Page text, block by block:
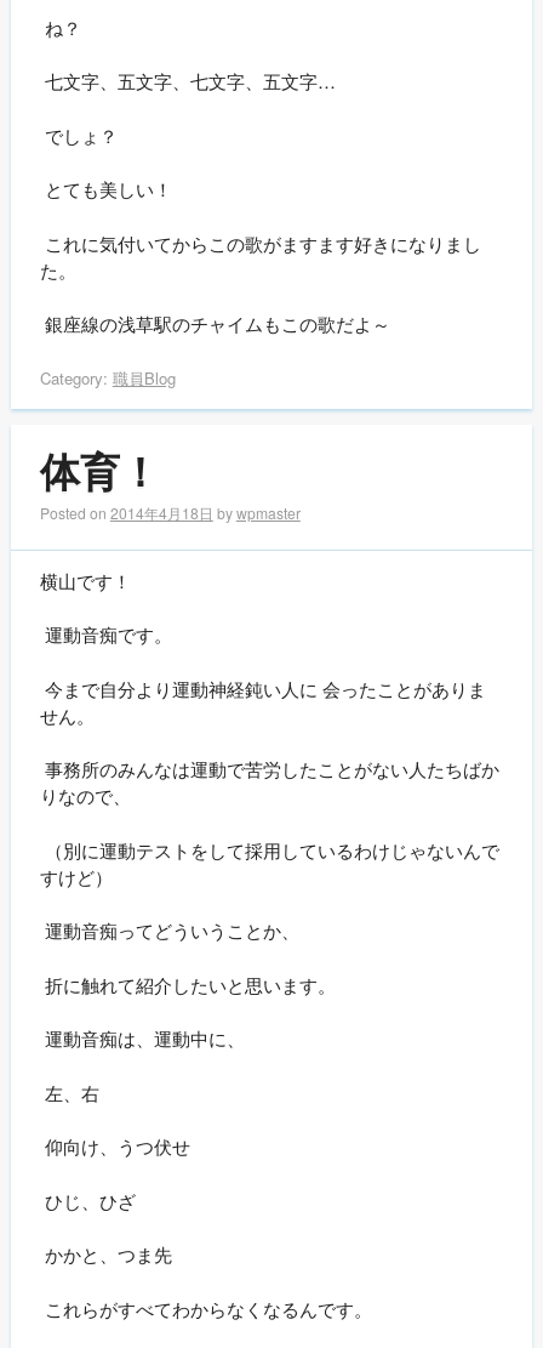
ね？
七文字、五文字、七文字、五文字…
でしょ？
とても美しい！
これに気付いてからこの歌がますます好きになりまし
た。
銀座線の浅草駅のチャイムもこの歌だよ～
Category: 職員Blog
体育！
Posted on 2014年4月18日 bywpmaster
横山です！
運動音痴です。
今まで自分より運動神経鈍い人に 会ったことがありま
せん。
事務所のみんなは運動で苦労したことがない人たちばか
りなので、
（別に運動テストをして採用しているわけじゃないんで
すけど）
運動音痴ってどういうことか、
折に触れて紹介したいと思います。
運動音痴は、運動中に、
左、右
仰向け、うつ伏せ
ひじ、ひざ
かかと、つま先
これらがすべてわからなくなるんです。